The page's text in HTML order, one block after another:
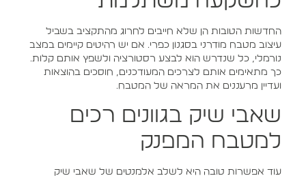
החדשות הטובות הן שלא חייבים לחרוג מהתקציב בשביל
עיצוב מטבח מודרני בסגנון כפרי. אם יש רהיטים קיימים במצב
נורמלי, כל שנדרש הוא לבצע רסטורציה ולשפץ אותם קלות.
כך מתאימים אותם לצרכים המעודכנים, חוסכים בהוצאות
ועדיין מרעננים את המראה של המטבח.
שאבי שיק בגוונים רכים
למטבח המפנק
עוד אפשרות טובה היא לשלב אלמנטים של שאבי שיק